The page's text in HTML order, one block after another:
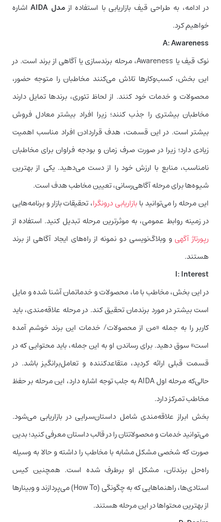
در ادامه، به طراحی قیف بازاریابی با استفاده ازمدل AIDA
اشاره
خواهیم کرد.
A: Awareness
نوک قیف یا Awareness، مرحله برندسازی یا آگاهی از برند است. در
این بخش، کسب‌وکارها تلاش می‌کنند مخاطبان را متوجه حضور،
محصولات و خدمات خود کنند. از لحاظ تئوری، برندها تمایل دارند
مخاطبان بیشتری را جذب کنند؛ زیرا افراد بیشتر معادل فروش
بیشتر است. در این قسمت، هدف قراردادن افراد مناسب اهمیت
زیادی دارد؛ زیرا در صورت صرف زمان و بودجه فراوان برای مخاطبان
نامناسب، منابع با ارزش خود را از دست می‌دهید. یکی از بهترین
شیوه‌ها برای مرحله آگاهی‌رسانی، تعیین مخاطب هدف است.
این مرحله را می‌توانید بابازاریابی درونگرا، تحقیقات بازار و برنامه‌هایی
در زمینه روابط عمومی، به موثرترین مرحله تبدیل کنید. استفاده از
رپورتاژ آگهیو وبلاگ‌نویسی دو نمونه از راه‌های ایجاد آگاهی از برند
هستند.
I: Interest
در این بخش، مخاطب با ما، محصولات و خدماتمان آشنا شده و مایل
است بیشتر در مورد برندمان تحقیق کند. در مرحله علاقه‌مندی، باید
کاربر را به جمله «من از محصولات/ خدمات این برند خوشم آمده
است» سوق دهید. برای رساندن او به این جمله، باید محتوایی که در
قسمت قبلی ارائه کردید، متقاعدکننده و تعامل‌برانگیز باشد. در
حالی‌که مرحله اول AIDA به جلب توجه اشاره دارد، این مرحله بر حفظ
مخاطب تمرکز دارد.
بخش ابراز علاقه‌مندی شامل داستان‌سرایی در بازاریابی می‌شود.
می‌توانید خدمات و محصولاتتان را در قالب داستان معرفی کنید؛ بدین
صورت که شخصی مشکل مشابه با مخاطب را داشته و حالا به وسیله
راه‌حل برندتان، مشکل او برطرف شده است. همچنین کیس
استادی‌ها، راهنماهایی که به چگونگی (How To) می‌پردازند و وبینارها
از بهترین محتواها در این مرحله هستند.